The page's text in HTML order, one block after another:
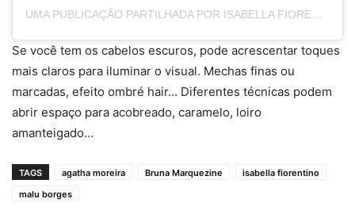
UMA PUBLICAÇÃO PARTILHADA POR ISABELLA FIORENTINO HAWILLA (@ISABELLAFIORENTINO)
Se você tem os cabelos escuros, pode acrescentar toques
mais claros para iluminar o visual. Mechas finas ou
marcadas, efeito ombré hair… Diferentes técnicas podem
abrir espaço para acobreado, caramelo, loiro
amanteigado…
TAGS agatha moreira Bruna Marquezine
isabella fiorentino
malu borges